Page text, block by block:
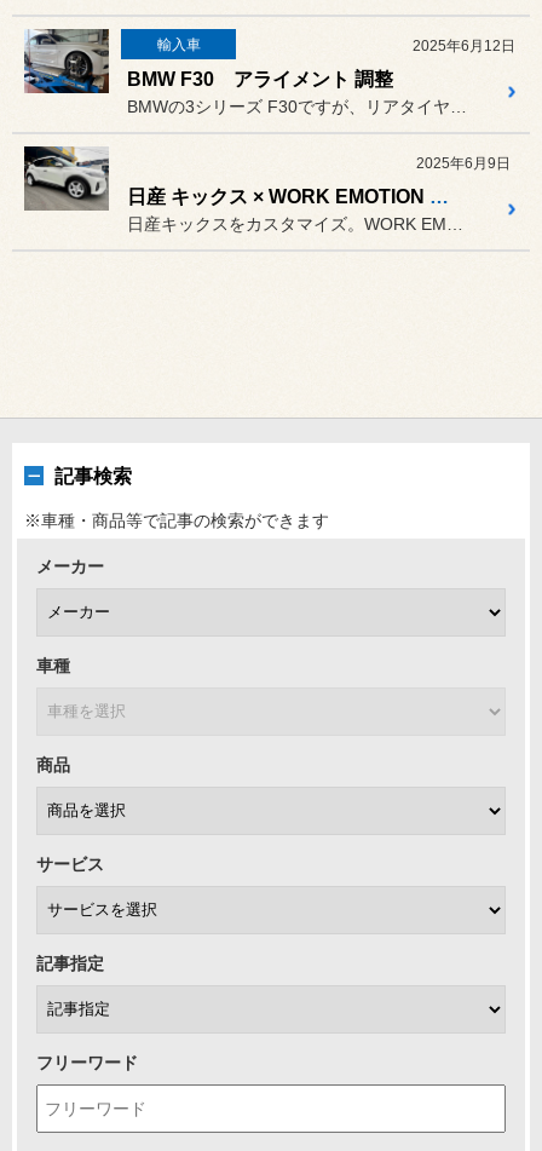
輸入車 2025年6月12日
BMW F30 アライメント 調整
2025年6月9日
日産 キックス × WORK EMOTION T5R 2P
記事検索
※車種・商品等で記事の検索ができます
メーカー
車種
商品
サービス
記事指定
フリーワード